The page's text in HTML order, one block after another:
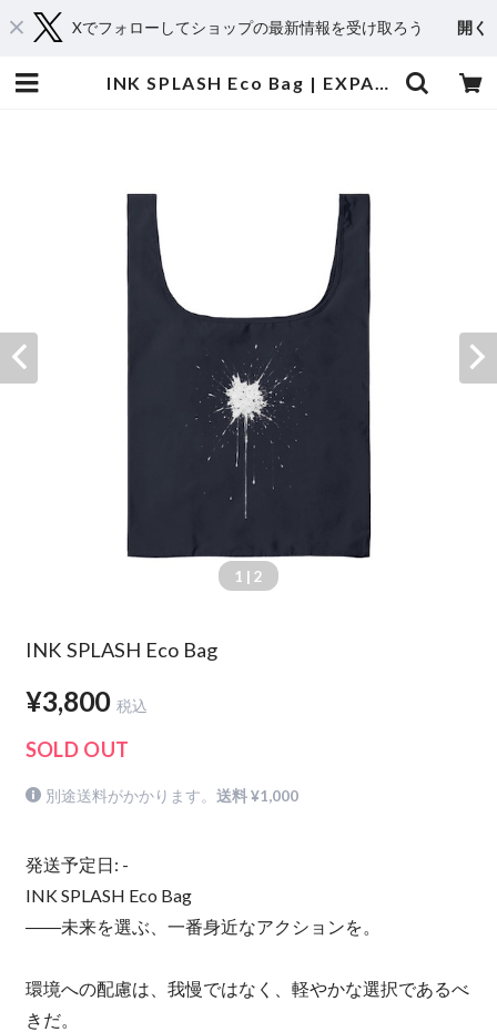
Xでフォローしてショップの最新情報を受け取ろう 開く
INK SPLASH Eco Bag | EXPACT｜Raise Your Flag. Make an Impact.
1 | 2
INK SPLASH Eco Bag
¥3,800 税込
SOLD OUT
別途送料がかかります。送料 ¥1,000
発送予定日: -
INK SPLASH Eco Bag
――未来を選ぶ、一番身近なアクションを。
環境への配慮は、我慢ではなく、軽やかな選択であるべ
きだ。